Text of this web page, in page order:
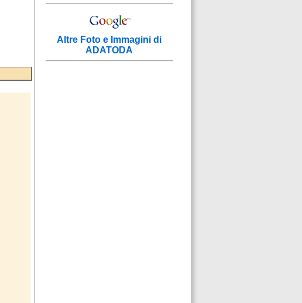
Altre Foto e Immagini di
ADATODA